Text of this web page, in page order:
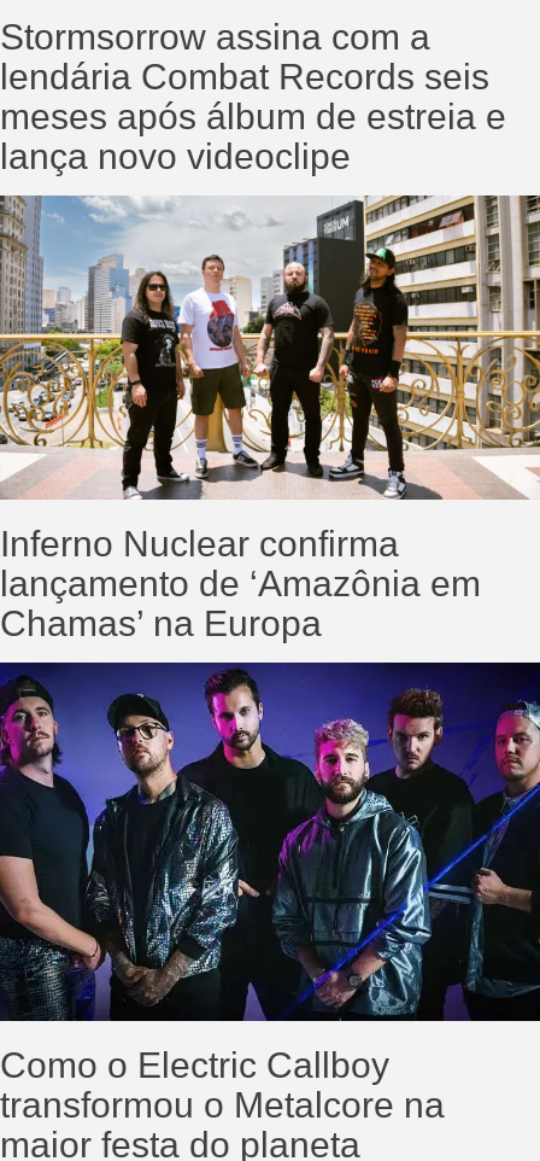
Stormsorrow assina com a
lendária Combat Records seis
meses após álbum de estreia e
lança novo videoclipe
Inferno Nuclear confirma
lançamento de ‘Amazônia em
Chamas’ na Europa
Como o Electric Callboy
transformou o Metalcore na
maior festa do planeta